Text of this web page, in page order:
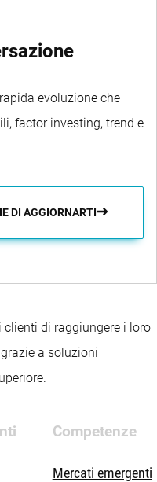
evoluzione che
factor investing, trend e
DI AGGIORNARTI
clienti di raggiungere i loro
a soluzioni
Competenze
Mercati emergenti